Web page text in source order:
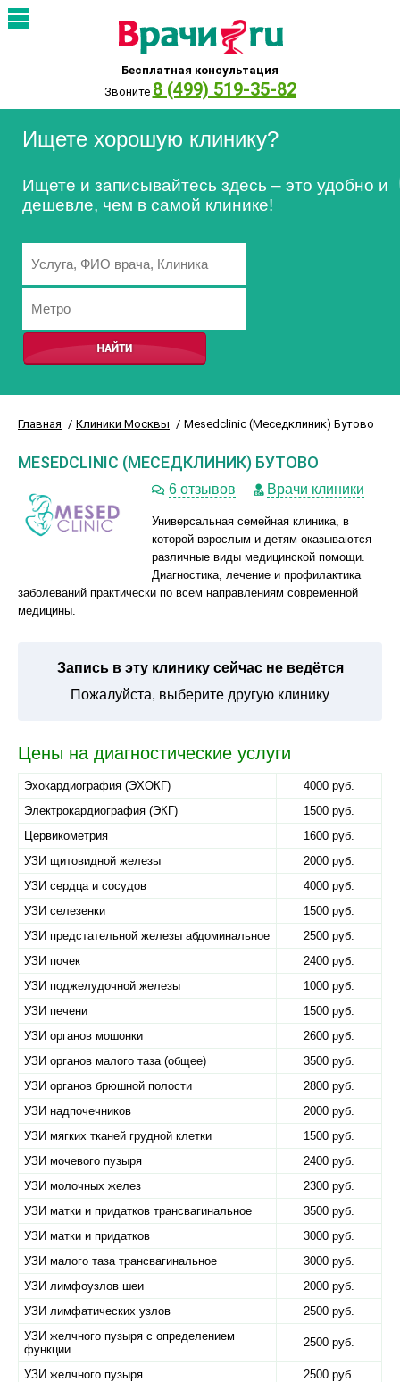
Бесплатная консультация
Звоните 8 (499) 519-35-82
Ищете хорошую клинику?
Ищете и записывайтесь здесь – это удобно и
дешевле, чем в самой клинике!
Главная Клиники Москвы Mesedclinic (Меседклиник) Бутово
MESEDCLINIC (МЕСЕДКЛИНИК) БУТОВО
6 отзывов Врачи клиники
Универсальная семейная клиника, в
которой взрослым и детям оказываются
различные виды медицинской помощи.
Диагностика, лечение и профилактика
заболеваний практически по всем направлениям современной
медицины.
Запись в эту клинику сейчас не ведётся
Пожалуйста, выберите другую клинику
Цены на диагностические услуги
Эхокардиография (ЭХОКГ)
4000 руб.
Электрокардиография (ЭКГ)
1500 руб.
Цервикометрия
1600 руб.
УЗИ щитовидной железы
2000 руб.
УЗИ сердца и сосудов
4000 руб.
УЗИ селезенки
1500 руб.
УЗИ предстательной железы абдоминальное
2500 руб.
УЗИ почек
2400 руб.
УЗИ поджелудочной железы
1000 руб.
УЗИ печени
1500 руб.
УЗИ органов мошонки
2600 руб.
УЗИ органов малого таза (общее)
3500 руб.
УЗИ органов брюшной полости
2800 руб.
УЗИ надпочечников
2000 руб.
УЗИ мягких тканей грудной клетки
1500 руб.
УЗИ мочевого пузыря
2400 руб.
УЗИ молочных желез
2300 руб.
УЗИ матки и придатков трансвагинальное
3500 руб.
УЗИ матки и придатков
3000 руб.
УЗИ малого таза трансвагинальное
3000 руб.
УЗИ лимфоузлов шеи
2000 руб.
УЗИ лимфатических узлов
2500 руб.
УЗИ желчного пузыря с определением
функции
2500 руб.
УЗИ желчного пузыря
2500 руб.